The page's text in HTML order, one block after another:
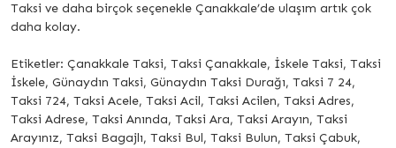
Taksi ve daha birçok seçenekle Çanakkale’de ulaşım artık çok
daha kolay.
Etiketler: Çanakkale Taksi, Taksi Çanakkale, İskele Taksi, Taksi
İskele, Günaydın Taksi, Günaydın Taksi Durağı, Taksi 7 24,
Taksi 724, Taksi Acele, Taksi Acil, Taksi Acilen, Taksi Adres,
Taksi Adrese, Taksi Anında, Taksi Ara, Taksi Arayın, Taksi
Arayınız, Taksi Bagajlı, Taksi Bul, Taksi Bulun, Taksi Çabuk,